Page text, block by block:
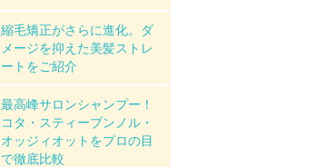
縮毛矯正がさらに進化。ダ
メージを抑えた美髪ストレ
ートをご紹介
最高峰サロンシャンプー！
コタ・スティーブンノル・
オッジィオットをプロの目
で徹底比較